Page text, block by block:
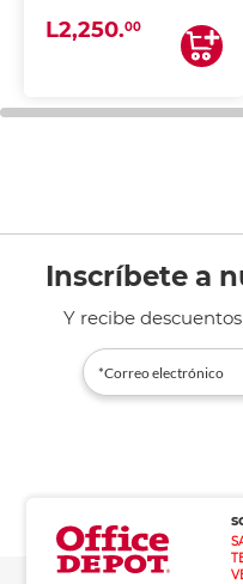
L2,250.00
Inscríbete a
Y recibe